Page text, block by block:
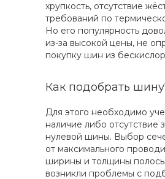
хрупкость, отсутствие
требований по
Но его популярность
из-за высокой цены, не
покупку шин из
Как подобрать
Для этого необходимо
наличие либо отсутствие
нулевой шины. Выбор
от максимального
ширины и толщины
возникли проблемы с